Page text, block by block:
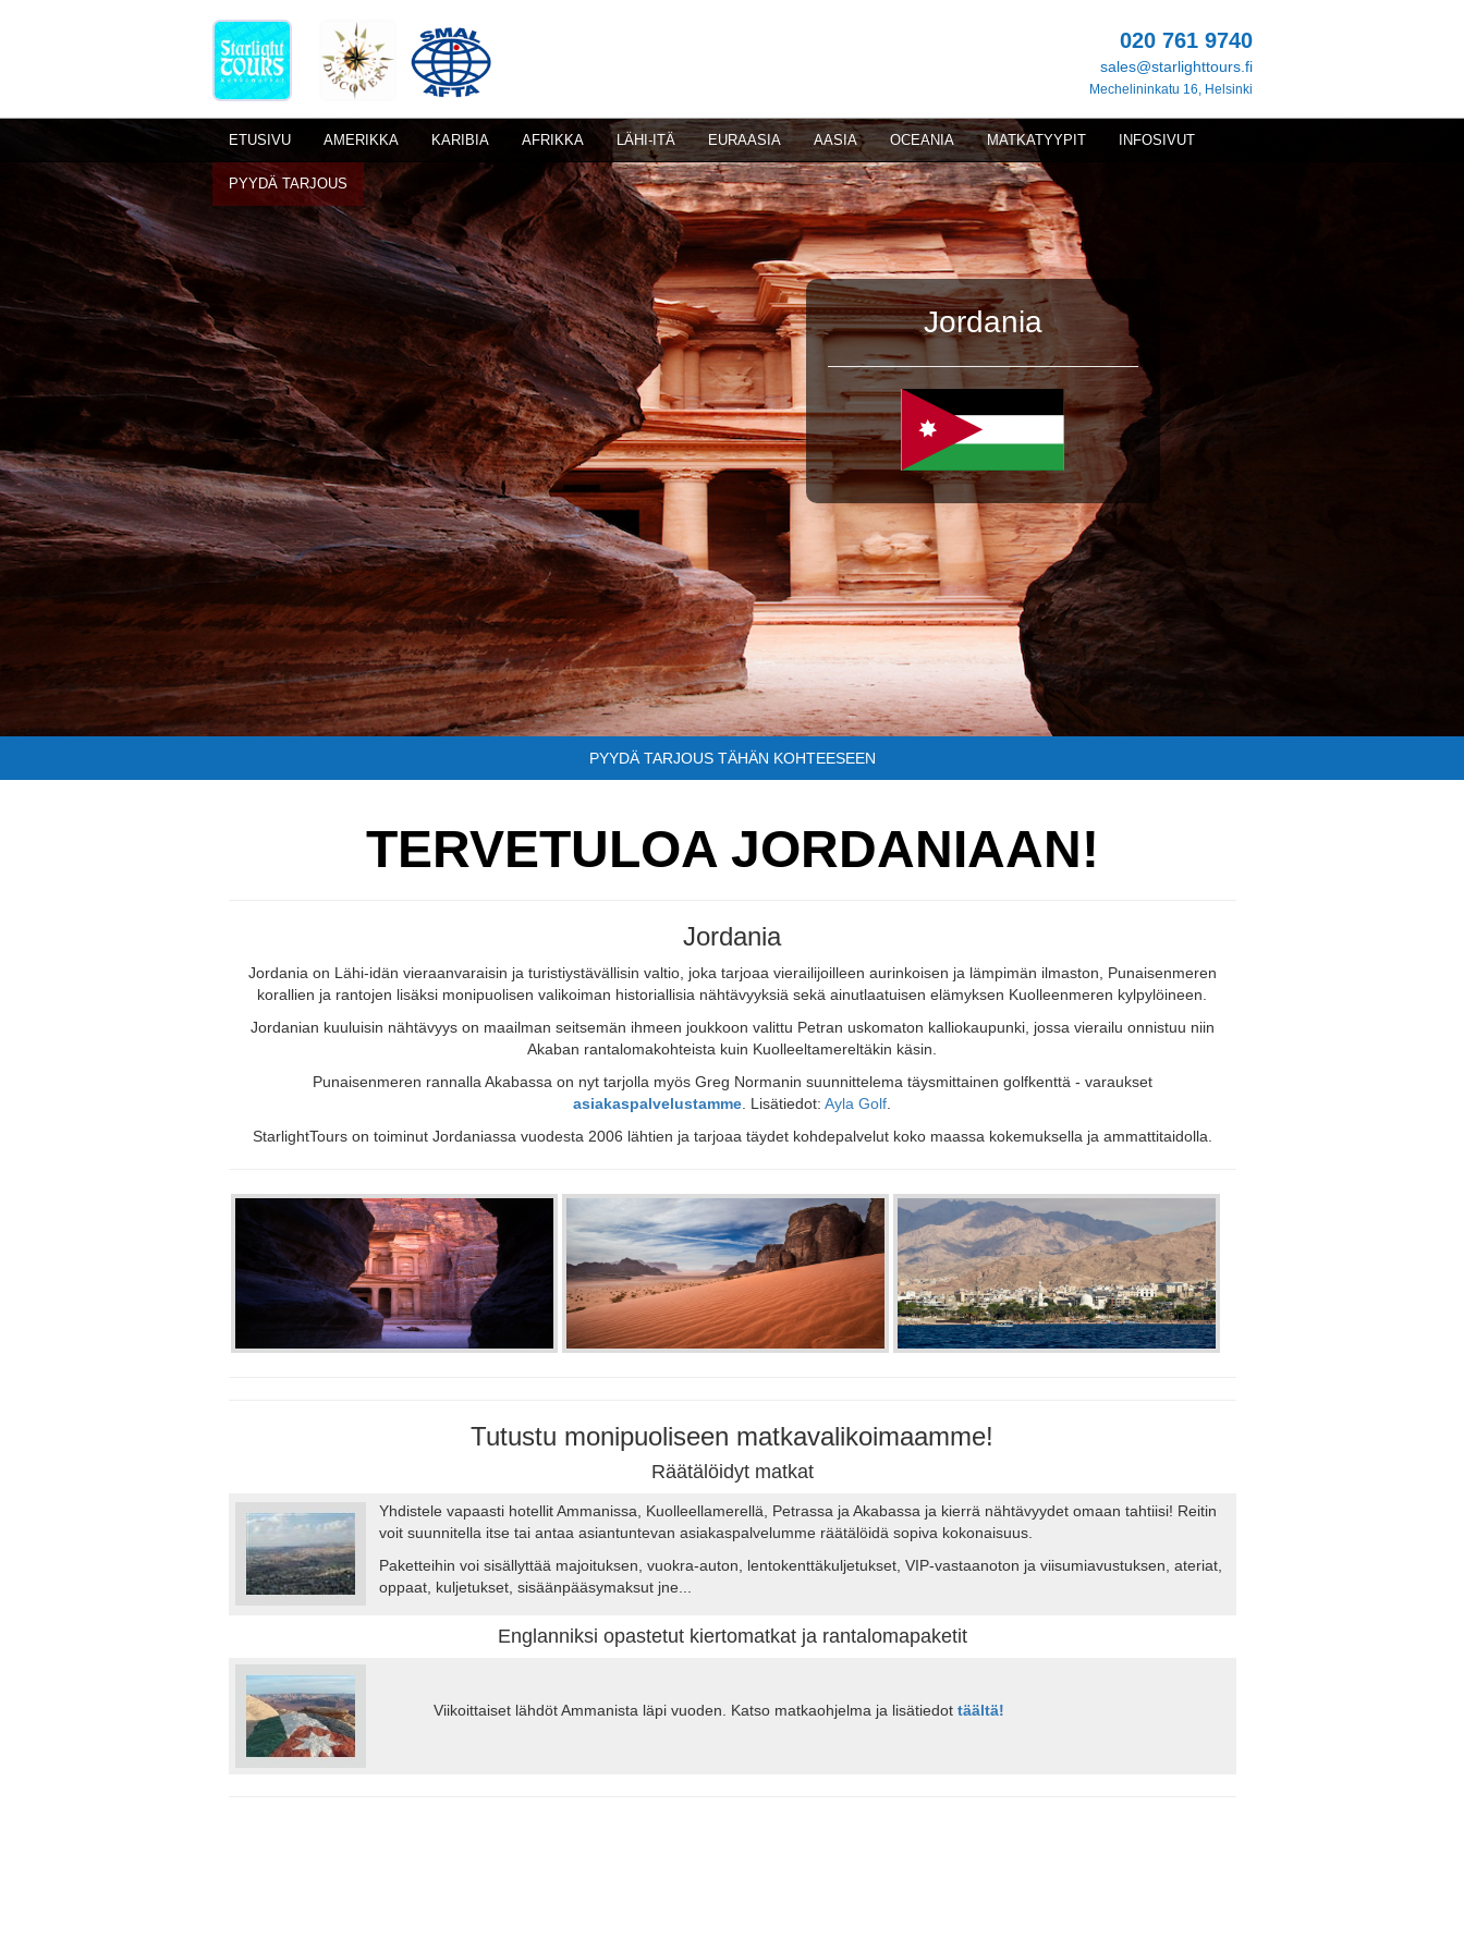
020 761 9740
sales@starlighttours.fi
Mechelininkatu 16, Helsinki
ETUSIVU AMERIKKA KARIBIA AFRIKKA LÄHI-ITÄ EURAASIA AASIA OCEANIA MATKATYYPIT INFOSIVUT
PYYDÄ TARJOUS
Jordania
PYYDÄ TARJOUS TÄHÄN KOHTEESEEN
TERVETULOA JORDANIAAN!
Jordania
Jordania on Lähi-idän vieraanvaraisin ja turistiystävällisin valtio, joka tarjoaa vierailijoilleen aurinkoisen ja lämpimän ilmaston, Punaisenmeren
korallien ja rantojen lisäksi monipuolisen valikoiman historiallisia nähtävyyksiä sekä ainutlaatuisen elämyksen Kuolleenmeren kylpylöineen.
Jordanian kuuluisin nähtävyys on maailman seitsemän ihmeen joukkoon valittu Petran uskomaton kalliokaupunki, jossa vierailu onnistuu niin
Akaban rantalomakohteista kuin Kuolleeltamereltäkin käsin.
Punaisenmeren rannalla Akabassa on nyt tarjolla myös Greg Normanin suunnittelema täysmittainen golfkenttä ‐ varaukset
asiakaspalvelustamme . Lisätiedot: Ayla Golf
StarlightTours on toiminut Jordaniassa vuodesta 2006 lähtien ja tarjoaa täydet kohdepalvelut koko maassa kokemuksella ja ammattitaidolla.
Tutustu monipuoliseen matkavalikoimaamme!
Räätälöidyt matkat
Yhdistele vapaasti hotellit Ammanissa, Kuolleellamerellä, Petrassa ja Akabassa ja kierrä nähtävyydet omaan tahtiisi! Reitin
voit suunnitella itse tai antaa asiantuntevan asiakaspalvelumme räätälöidä sopiva kokonaisuus.
Paketteihin voi sisällyttää majoituksen, vuokra-auton, lentokenttäkuljetukset, VIP-vastaanoton ja viisumiavustuksen, ateriat,
oppaat, kuljetukset, sisäänpääsymaksut jne...
Englanniksi opastetut kiertomatkat ja rantalomapaketit
Viikoittaiset lähdöt Ammanista läpi vuoden. Katso matkaohjelma ja lisätiedot täältä!